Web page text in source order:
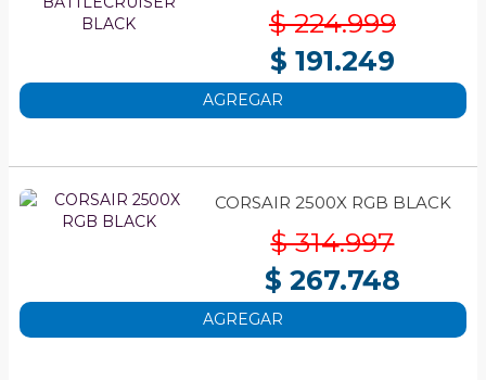
$ 224.999
$ 191.249
AGREGAR
CORSAIR 2500X RGB BLACK
$ 314.997
$ 267.748
AGREGAR